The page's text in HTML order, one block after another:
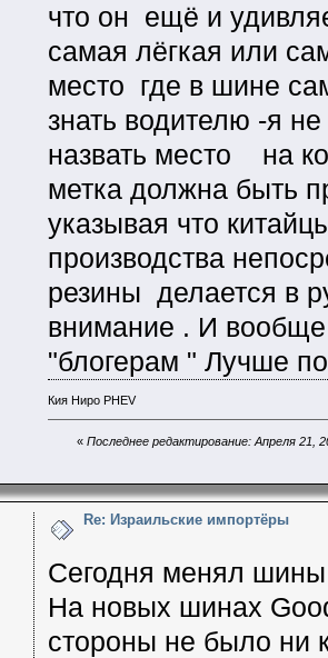
что он ещё и
самая лёгкая или
место где в шине
знать водителю -я
назвать место на
метка должна быть
указывая что
производства
резины делается в
внимание . И
"блогерам " Лучше
Кия Ниро PHEV
« Последнее редактирование: Апреля 21,
Re: Израильские импортёры
Сегодня менял
На новых шинах
стороны не было ни